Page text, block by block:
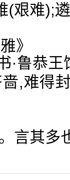
(艰难);
》
鲁恭王
,难得
言其多